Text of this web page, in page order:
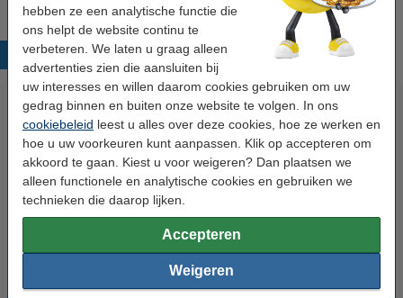
hebben ze een analytische functie die
ons helpt de website continu te
verbeteren. We laten u graag alleen
advertenties zien die aansluiten bij
uw interesses en willen daarom cookies gebruiken om uw
gedrag binnen en buiten onze website te volgen. In ons
cookiebeleid leest u alles over deze cookies, hoe ze werken en
hoe u uw voorkeuren kunt aanpassen. Klik op accepteren om
akkoord te gaan. Kiest u voor weigeren? Dan plaatsen we
alleen functionele en analytische cookies en gebruiken we
technieken die daarop lijken.
Accepteren
Weigeren
Populaire producten
€ 14,95 Incl. 21% btw € 33,50 Incl. 21% btw